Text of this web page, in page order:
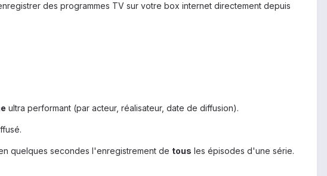
des programmes TV sur votre box internet directement depuis
ultra performant (par acteur, réalisateur, date de diffusion).
quelques secondes l'enregistrement de tous les épisodes d'une série.